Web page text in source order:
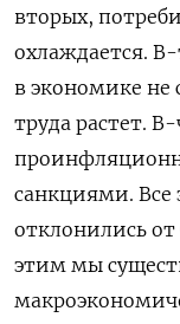
вторых,
охлаждается.
в экономике не
труда растет.
санкциями. Все
отклонились от
этим мы